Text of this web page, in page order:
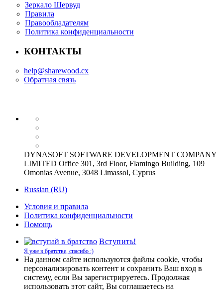
Зеркало Шервуд
Правила
Правообладателям
Политика конфиденциальности
КОНТАКТЫ
help@sharewood.cx
Обратная связь
DYNASOFT SOFTWARE DEVELOPMENT COMPANY
LIMITED Office 301, 3rd Floor, Flamingo Building, 109
Omonias Avenue, 3048 Limassol, Cyprus
Russian (RU)
Условия и правила
Политика конфиденциальности
Помощь
Вступить!
Я уже в братстве, спасибо :)
На данном сайте используются файлы cookie, чтобы
персонализировать контент и сохранить Ваш вход в
систему, если Вы зарегистрируетесь. Продолжая
использовать этот сайт, Вы соглашаетесь на